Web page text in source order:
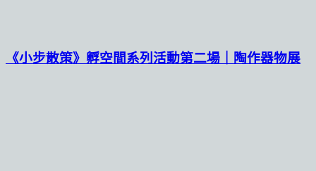
《小步散策》孵空間系列活動第二場｜陶作器物展